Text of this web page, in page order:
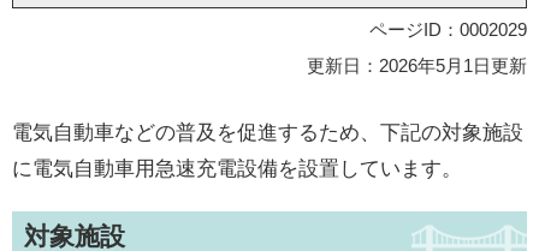
ページID：0002029
更新日：2026年5月1日更新
電気自動車などの普及を促進するため、下記の対象施設
に電気自動車用急速充電設備を設置しています。
対象施設